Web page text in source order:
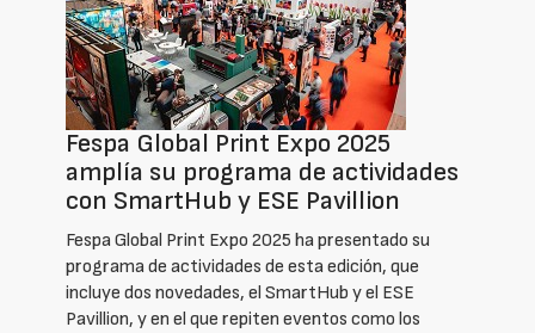
Fespa Global Print Expo 2025
amplía su programa de actividades
con SmartHub y ESE Pavillion
Fespa Global Print Expo 2025 ha presentado su
programa de actividades de esta edición, que
incluye dos novedades, el SmartHub y el ESE
Pavillion, y en el que repiten eventos como los